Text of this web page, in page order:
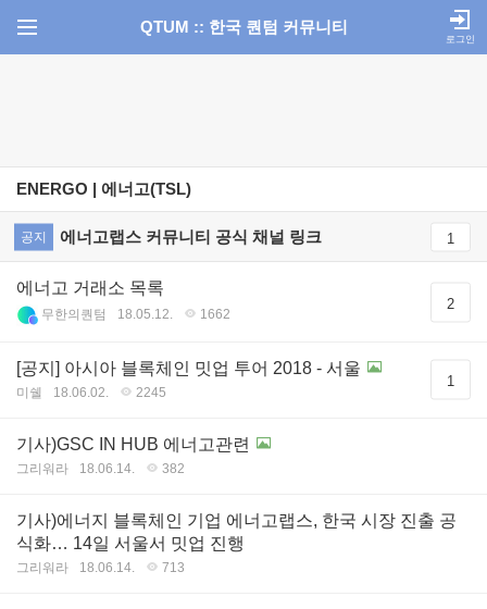
QTUM :: 한국 퀀텀 커뮤니티
로그인
ENERGO | 에너고(TSL)
공지 에너고랩스 커뮤니티 공식 채널 링크 1
에너고 거래소 목록
무한의퀀텀 18.05.12. 1662
2
[공지] 아시아 블록체인 밋업 투어 2018 - 서울
미쉘 18.06.02. 2245
1
기사)GSC IN HUB 에너고관련
그리워라 18.06.14. 382
기사)에너지 블록체인 기업 에너고랩스, 한국 시장 진출 공
식화… 14일 서울서 밋업 진행
그리워라 18.06.14. 713